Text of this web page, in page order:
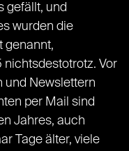
gefällt, und
wurden die
genannt,
nichtsdestotrotz. Vor
und Newslettern
per Mail sind
Jahres, auch
Tage älter, viele